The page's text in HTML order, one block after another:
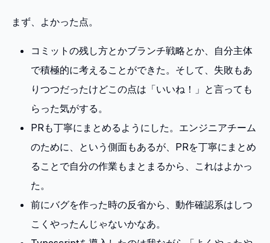
まず、よかった点。
コミットの残し方とかブランチ戦略とか、自分主体
で積極的に考えることができた。そして、失敗もあ
りつつだったけどこの点は「いいね！」と言っても
らった気がする。
PRも丁寧にまとめるようにした。エンジニアチーム
のために、という側面もあるが、PRを丁寧にまとめ
ることで自分の作業もまとまるから、これはよかっ
た。
前にバグを作った時の反省から、動作確認系はしつ
こくやったんじゃないかなあ。